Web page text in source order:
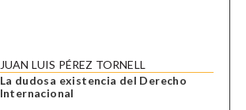
JUAN LUIS PÉREZ TORNELL
La dudosa existencia del Derecho
Internacional